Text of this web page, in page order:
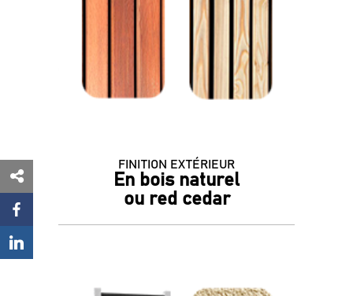
FINITION EXTÉRIEUR
En bois naturel
ou red cedar